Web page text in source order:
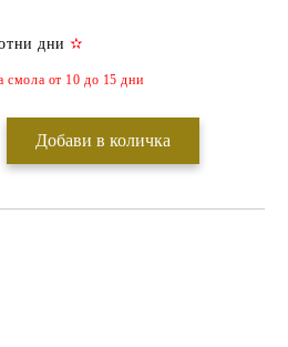
дни✫
от 10 до 15 дни